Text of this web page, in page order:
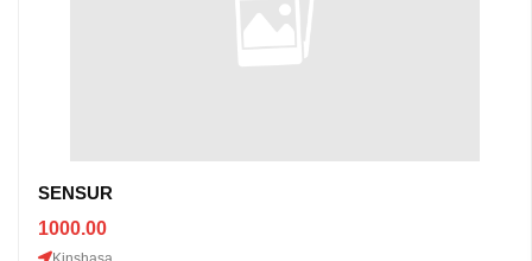
SENSUR
1000.00